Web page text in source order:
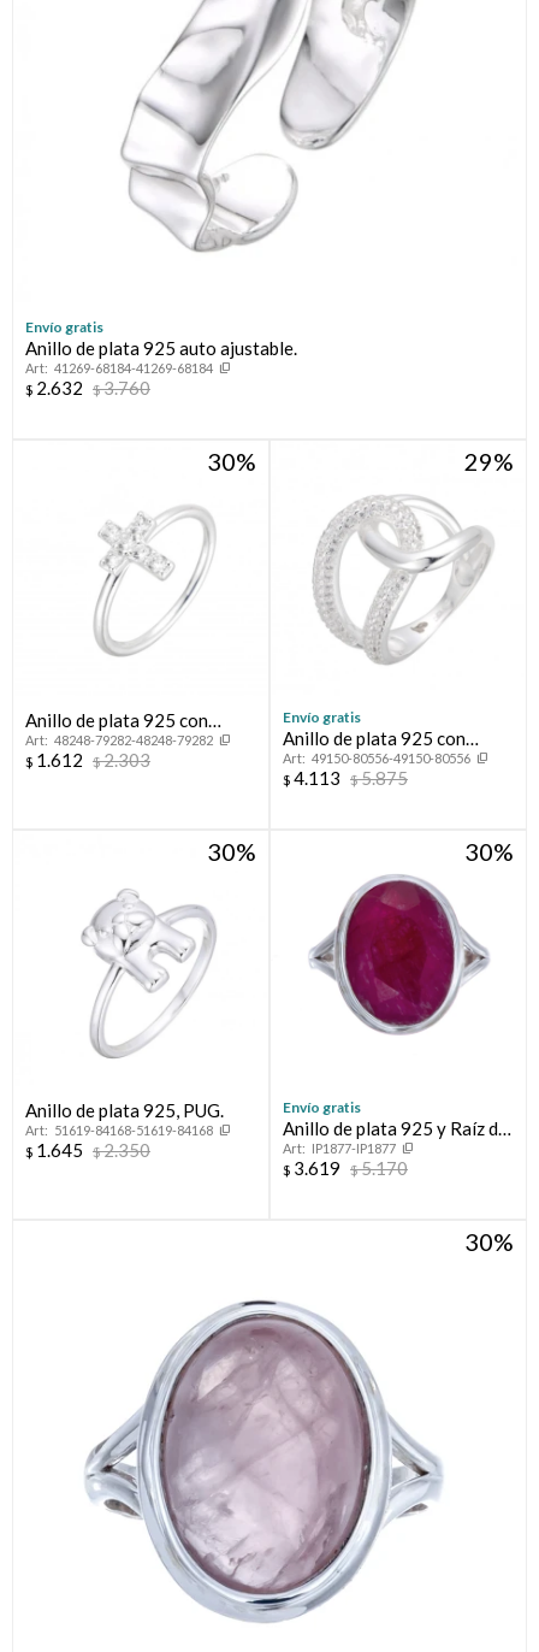
Envío gratis
Anillo de plata 925 auto ajustable.
41269-68184-41269-68184
$ 2.632 $3.760
30
Anillo de plata 925 con
circonias, CRUZ.
48248-79282-48248-79282
$ 1.612 $2.303
29
Envío gratis
Anillo de plata 925 con
circonias, LAZO.
49150-80556-49150-80556
$ 4.113 $5.875
30
Anillo de plata 925, PUG.
51619-84168-51619-84168
$ 1.645 $2.350
30
Envío gratis
Anillo de plata 925 y Raíz de
RubíIP1877-IP1877
$ 3.619 $5.170
30